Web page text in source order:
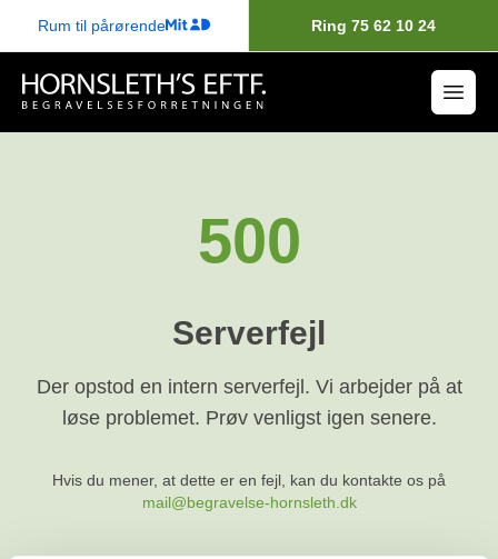
Rum til pårørende Ring 75 62 10 24
500
Serverfejl
Der opstod en intern serverfejl. Vi arbejder på at
løse problemet. Prøv venligst igen senere.
Hvis du mener, at dette er en fejl, kan du kontakte os på
mail@begravelse-hornsleth.dk